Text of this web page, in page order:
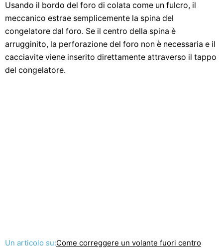
Usando il bordo del foro di colata come un fulcro, il
meccanico estrae semplicemente la spina del
congelatore dal foro. Se il centro della spina è
arrugginito, la perforazione del foro non è necessaria e il
cacciavite viene inserito direttamente attraverso il tappo
del congelatore.
Un articolo su:Come correggere un volante fuori centro